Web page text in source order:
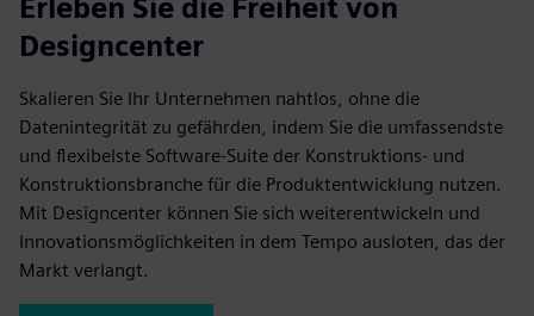
Erleben Sie die Freiheit von
Designcenter
Skalieren Sie Ihr Unternehmen nahtlos, ohne die
Datenintegrität zu gefährden, indem Sie die umfassendste
und flexibelste Software-Suite der Konstruktions- und
Konstruktionsbranche für die Produktentwicklung nutzen.
Mit Designcenter können Sie sich weiterentwickeln und
Innovationsmöglichkeiten in dem Tempo ausloten, das der
Markt verlangt.